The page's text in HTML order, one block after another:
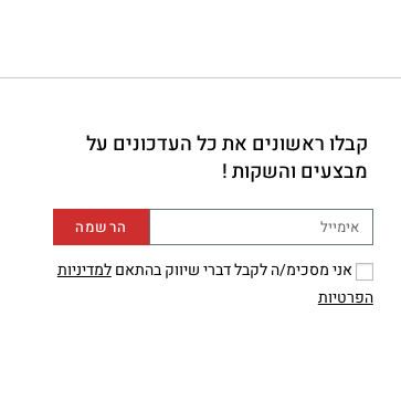
קבלו ראשונים את כל העדכונים על
מבצעים והשקות !
אני מסכימ/ה לקבל דברי שיווק בהתאםלמדיניות
הפרטיות
הרשמה